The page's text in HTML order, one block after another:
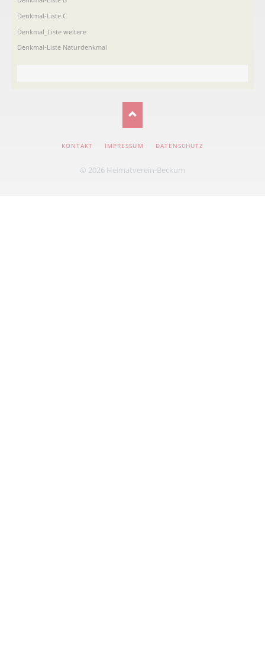
Denkmal-Liste C
Denkmal_Liste weitere
Denkmal-Liste Naturdenkmal
NAVIGATION
KONTAKT IMPRESSUM DATENSCHUTZ
© 2026 Heimatverein-Beckum